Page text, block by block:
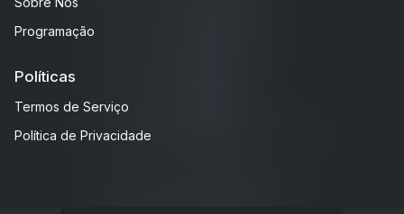
Programação
Políticas
Termos de Serviço
Política de Privacidade